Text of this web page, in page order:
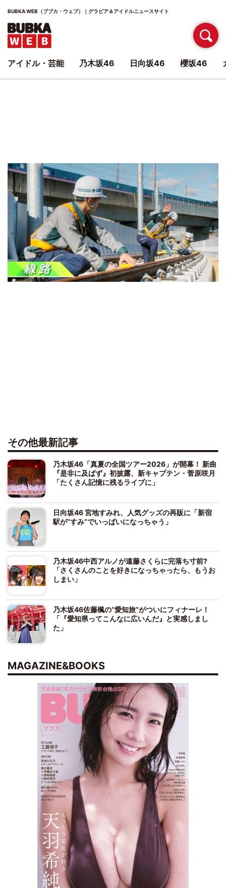
BUBKA WEB（ブブカ・ウェブ）｜グラビア＆アイドルニュースサイト
その他最新記事
乃木坂46「真夏の全国ツアー2026」が開幕！ 新曲
『是非に及ばず』初披露、新キャプテン・菅原咲月
「たくさん記憶に残るライブに」
日向坂46 宮地すみれ、人気グッズの再販に「新宿
駅が“すみ”でいっぱいになっちゃう」
乃木坂46中西アルノが遠藤さくらに完落ち寸前?
「さくさんのことを好きになっちゃったら、もうお
しまい」
乃木坂46佐藤楓の“愛知旅”がついにフィナーレ！
「『愛知県ってこんなに広いんだ』と実感しまし
た」
MAGAZINE&BOOKS
アイドル・芸能 乃木坂46 日向坂46 櫻坂46